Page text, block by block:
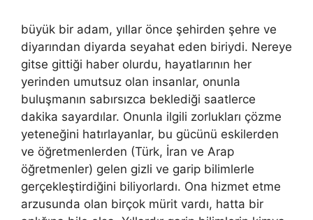
büyük bir adam, yıllar önce şehirden şehre ve
diyarından diyarda seyahat eden biriydi. Nereye
gitse gittiği haber olurdu, hayatlarının her
yerinden umutsuz olan insanlar, onunla
buluşmanın sabırsızca beklediği saatlerce
dakika sayardılar. Onunla ilgili zorlukları çözme
yeteneğini hatırlayanlar, bu gücünü eskilerden
ve öğretmenlerden (Türk, İran ve Arap
öğretmenler) gelen gizli ve garip bilimlerle
gerçekleştirdiğini biliyorlardı. Ona hizmet etme
arzusunda olan birçok mürit vardı, hatta bir